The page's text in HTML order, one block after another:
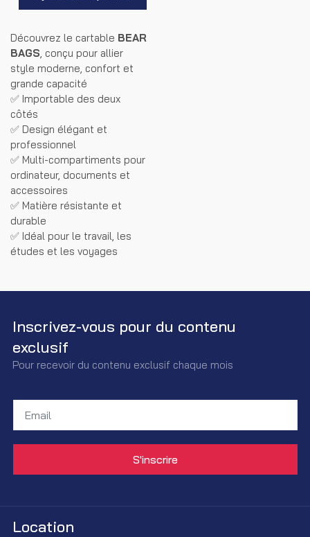
Découvrez le cartable BEAR
BAGS, conçu pour allier
style moderne, confort et
grande capacité
✅ Importable des deux
côtés
✅ Design élégant et
professionnel
✅ Multi-compartiments pour
ordinateur, documents et
accessoires
✅ Matière résistante et
durable
✅ Idéal pour le travail, les
études et les voyages
Inscrivez-vous pour du contenu
exclusif
Pour recevoir du contenu exclusif chaque mois
Location